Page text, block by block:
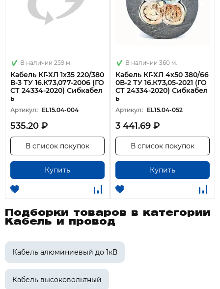
В наличии 259 м.
Кабель КГ-ХЛ 1х35 220/380
В-3 ТУ 16.К73,077-2006 (ГО
СТ 24334-2020) Сибкабел
ь
Артикул: EL15.04-004
535.20 ₽
Купить
В список покупок
В наличии 360 м.
Кабель КГ-ХЛ 4х50 380/66
0В-2 ТУ 16.К73,05-2021 (ГО
СТ 24334-2020) Сибкабел
ь
Артикул: EL15.04-052
3 441.69 ₽
Купить
В список покупок
Подборки товаров в категории
Кабель и провод
Кабель алюминиевый до 1кВ
Кабель высоковольтный